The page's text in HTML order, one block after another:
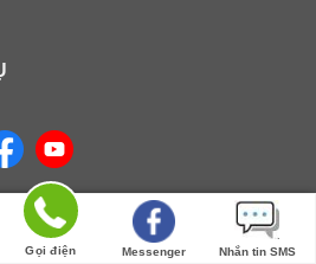
Mỹ Phảm Sài Gòn
Gọi điện Messenger Nhắn tin SMS